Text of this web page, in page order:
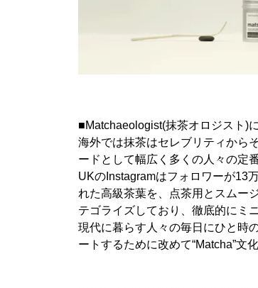
■Matchaeologist(抹茶オロジスト)
海外では抹茶はセレブリティから
ードとして幅広く多くの人々の定
UKのInstagramはフォロワーが13
れた高級茶葉を、点茶用とスムー
テゴライズしており、徹底的にミ
現代に暮らす人々の毎日にひと時
ートするために改めて“Matcha”文